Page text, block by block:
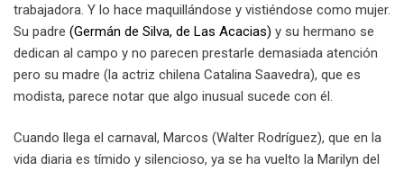
trabajadora. Y lo hace maquillándose y vistiéndose como mujer.
Su padre (Germán de Silva, de Las Acacias) y su hermano se
dedican al campo y no parecen prestarle demasiada atención
pero su madre (la actriz chilena Catalina Saavedra), que es
modista, parece notar que algo inusual sucede con él.
Cuando llega el carnaval, Marcos (Walter Rodríguez), que en la
vida diaria es tímido y silencioso, ya se ha vuelto la Marilyn del